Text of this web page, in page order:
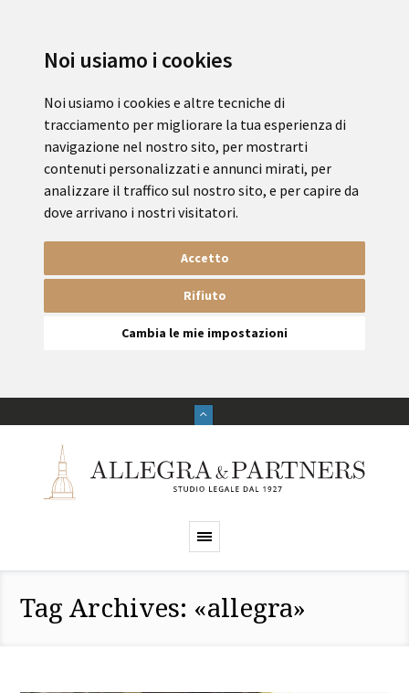
Noi usiamo i cookies
Noi usiamo i cookies e altre tecniche di
tracciamento per migliorare la tua esperienza di
navigazione nel nostro sito, per mostrarti
contenuti personalizzati e annunci mirati, per
analizzare il traffico sul nostro sito, e per capire da
dove arrivano i nostri visitatori.
Accetto
Rifiuto
Cambia le mie impostazioni
Tag Archives: «allegra»